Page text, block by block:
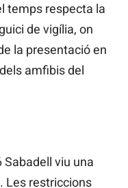
temps respecta la
de vigília, on
la presentació en
amfibis del
Sabadell viu una
Les restriccions